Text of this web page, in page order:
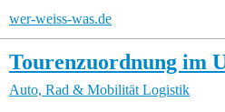
wer-weiss-was.de
Tourenzuordnung im
Auto, Rad & Mobilität Logistik